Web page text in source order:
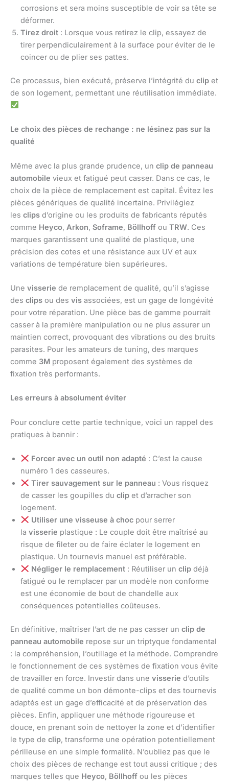
corrosions et sera moins susceptible de voir sa tête se
déformer.
Tirez droit : Lorsque vous retirez le clip, essayez de
tirer perpendiculairement à la surface pour éviter de le
coincer ou de plier ses pattes.
Ce processus, bien exécuté, préserve l’intégrité du clip et
de son logement, permettant une réutilisation immédiate.
Le choix des pièces de rechange : ne lésinez pas sur la
qualité
Même avec la plus grande prudence, un clip de panneau
automobile vieux et fatigué peut casser. Dans ce cas, le
choix de la pièce de remplacement est capital. Évitez les
pièces génériques de qualité incertaine. Privilégiez
les clips d’origine ou les produits de fabricants réputés
comme Heyco, Arkon, Soframe, Böllhoff ou TRW. Ces
marques garantissent une qualité de plastique, une
précision des cotes et une résistance aux UV et aux
variations de température bien supérieures.
Une visserie de remplacement de qualité, qu’il s’agisse
des clips ou des vis associées, est un gage de longévité
pour votre réparation. Une pièce bas de gamme pourrait
casser à la première manipulation ou ne plus assurer un
maintien correct, provoquant des vibrations ou des bruits
parasites. Pour les amateurs de tuning, des marques
comme 3M proposent également des systèmes de
fixation très performants.
Les erreurs à absolument éviter
Pour conclure cette partie technique, voici un rappel des
pratiques à bannir :
Forcer avec un outil non adapté : C’est la cause
numéro 1 des casseures.
Tirer sauvagement sur le panneau : Vous risquez
de casser les goupilles du clip et d’arracher son
logement.
Utiliser une visseuse à chocpour serrer
la visserie plastique : Le couple doit être maîtrisé au
risque de fileter ou de faire éclater le logement en
plastique. Un tournevis manuel est préférable.
Négliger le remplacement: Réutiliser un clipdéjà
fatigué ou le remplacer par un modèle non conforme
est une économie de bout de chandelle aux
conséquences potentielles coûteuses.
En définitive, maîtriser l’art de ne pas casser un clip de
panneau automobile repose sur un triptyque fondamental
: la compréhension, l’outillage et la méthode. Comprendre
le fonctionnement de ces systèmes de fixation vous évite
de travailler en force. Investir dans une visserie d’outils
de qualité comme un bon démonte-clips et des tournevis
adaptés est un gage d’efficacité et de préservation des
pièces. Enfin, appliquer une méthode rigoureuse et
douce, en prenant soin de nettoyer la zone et d’identifier
le type de clip, transforme une opération potentiellement
périlleuse en une simple formalité. N’oubliez pas que le
choix des pièces de rechange est tout aussi critique ; des
marques telles que Heyco, Böllhoff ou les pièces